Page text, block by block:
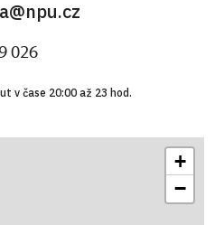
026
v čase 20:00 až 23 hod.
+
−